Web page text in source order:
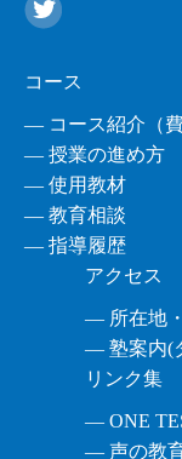
コース
― コース紹介（費
― 授業の進め方
― 使用教材
― 教育相談
― 指導履歴
アクセス
― 所在地
― 塾案内(
リンク集
― ONE
― 声の教